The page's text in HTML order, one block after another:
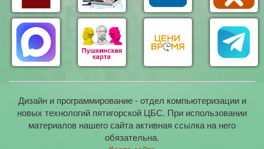
Дизайн и программирование - отдел компьютеризации и
новых технологий пятигорской ЦБС. При использовании
материалов нашего сайта активная ссылка на него
обязательна.